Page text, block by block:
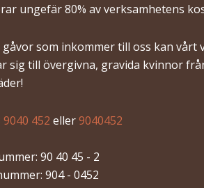
ungefär 80% av verksamhetens
gåvor som inkommer till oss kan
sig till övergivna, gravida kvinnor
9040 452 eller9040452
90 40 45 - 2
904 - 0452